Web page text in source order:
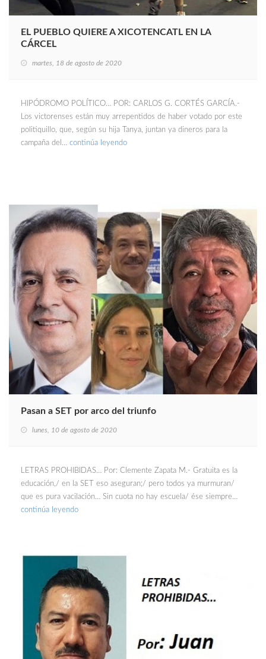
EL PUEBLO QUIERE A XICOTENCATL EN LA
CÁRCEL
martes, 18 de agosto de 2020
HIPÓDROMO POLÍTICO… POR: CARLOS G. CORTÉS GARCÍA.-
Los victorenses están muy arrepentidos de haber votado por este
politiquillo, que, según su hija Tanya, juntan ya dineros para la
campaña del… continúa leyendo
Pasan a SET por arco del triunfo
lunes, 10 de agosto de 2020
LETRAS PROHIBIDAS… Por: Clemente Zapata M.- Gratuita es la
educación,/ en la SET eso aseguran;/ pero todos ya murmuran/
que es pura vacilación… Sin cuota no hay escuela/ ése siempre…
continúa leyendo